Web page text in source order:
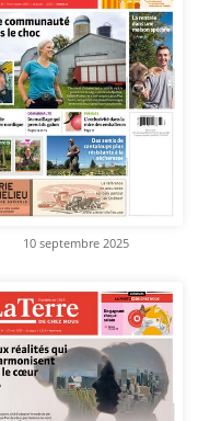
10 septembre 2025